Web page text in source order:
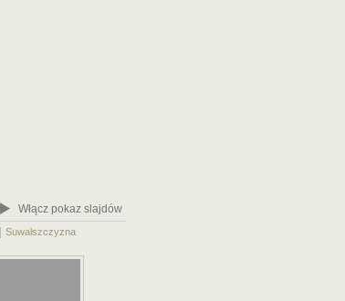
Włącz pokaz slajdów
Suwalszczyzna